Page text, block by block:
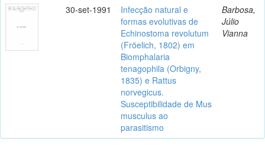
30-set-1991
Infecção natural e
formas evolutivas de
Echinostoma revolutum
(Fröelich, 1802) em
Biomphalaria
tenagophila (Orbigny,
1835) e Rattus
norvegicus.
Susceptibilidade de Mus
musculus ao
parasitismo
Barbosa,
Júlio
Vianna